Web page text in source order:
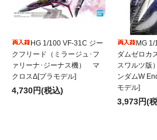
HG 1/100 VF-31C ジー
クフリード（ミラージュ･フ
ァリーナ･ジーナス機） マ
クロスΔ[プラモデル]
4,730円(税込)
MG
ダムゼロカ
スワルツ版
ンダムW
モデル]
3,973円(